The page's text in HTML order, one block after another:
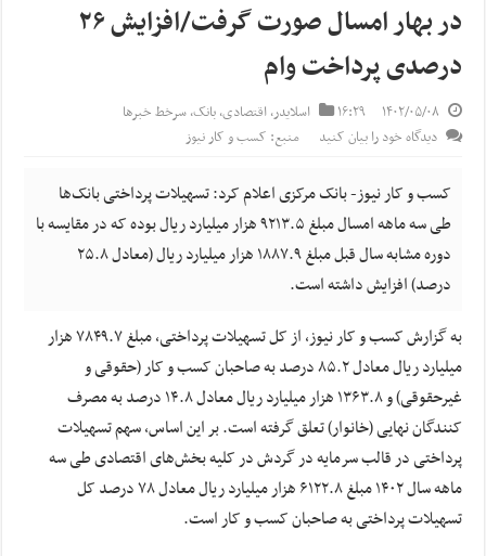
در بهار امسال صورت گرفت/افزایش ۲۶
درصدی پرداخت وام
۱۴۰۲/۰۵/۰۸ ۱۶:۲۹ اسلایدر,اقتصادی,بانک,سرخط خبرها
دیدگاه خود را بیان کنید
منبع: کسب و کار نیوز
کسب و کار نیوز- بانک مرکزی اعلام کرد: تسهیلات پرداختی بانک‌ها
طی سه ماهه امسال مبلغ ۹۲۱۳.۵ هزار میلیارد ریال بوده که در مقایسه با
دوره مشابه سال قبل مبلغ ۱۸۸۷.۹ هزار میلیارد ریال (معادل ۲۵.۸
درصد) افزایش داشته است.
به گزارش کسب و کار نیوز، از کل تسهیلات پرداختی، مبلغ ۷۸۴۹.۷ هزار
میلیارد ریال معادل ۸۵.۲ درصد به صاحبان کسب و کار (حقوقی و
غیرحقوقی) و ۱۳۶۳.۸ هزار میلیارد ریال معادل ۱۴.۸ درصد به مصرف
کنندگان نهایی (خانوار) تعلق گرفته است. بر این اساس، سهم تسهیلات
پرداختی در قالب سرمایه در گردش در کلیه بخش‌های اقتصادی طی سه
ماهه سال ۱۴۰۲ مبلغ ۶۱۲۲.۸ هزار میلیارد ریال معادل ۷۸ درصد کل
تسهیلات پرداختی به صاحبان کسب و کار است.